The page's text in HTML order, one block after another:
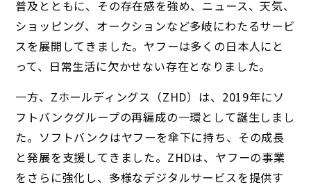
普及とともに、その存在感を強め、ニュース、天気、
ショッピング、オークションなど多岐にわたるサービ
スを展開してきました。ヤフーは多くの日本人にと
って、日常生活に欠かせない存在となりました。
一方、Zホールディングス（ZHD）は、2019年にソ
フトバンクグループの再編成の一環として誕生しまし
た。ソフトバンクはヤフーを傘下に持ち、その成長
と発展を支援してきました。ZHDは、ヤフーの事業
をさらに強化し、多様なデジタルサービスを提供す